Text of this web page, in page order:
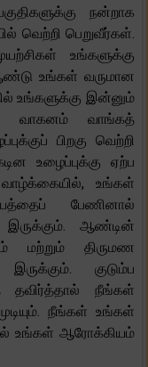
நன்றாக
வெற்றி பெறுவீர்கள்.
உங்களுக்கு
உங்கள் வருமான
உங்களுக்கு இன்னும்
வாகனம் வாங்கத்
பிறகு வெற்றி
உழைப்புக்கு ஏற்ப
உங்கள்
பேணினால்
இருக்கும். ஆண்டின்
மற்றும் திருமண
குடும்ப
தவிர்த்தால் நீங்கள்
நீங்கள் உங்கள்
உங்கள் ஆரோக்கியம்